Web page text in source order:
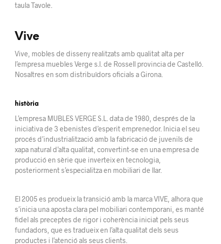
taula Tavole.
Vive
Vive, mobles de disseny realitzats amb qualitat alta per
l’empresa muebles Verge s.l. de Rossell provincia de Castelló.
Nosaltres en som distribuïdors oficials a Girona.
història
L’empresa MUBLES VERGE S.L. data de 1980, després de la
iniciativa de 3 ebenistes d’esperitemprenedor. Inicia el seu
procés d’industrialització amb la fabricació de juvenils de
xapa natural d’alta qualitat, convertint-se en una empresa de
producció en sèrie que inverteixen tecnologia,
posteriorment s’especialitza en mobiliari de llar.
El 2005 es produeix latransició amb la marca VIVE, alhora que
s’inicia una aposta clara pel mobiliari contemporani , es manté
fidel als preceptes de rigor i coherència iniciat pels seus
fundadors, que es tradueixen l’altaqualitat dels seus
productes i l’atenció als seus clients.